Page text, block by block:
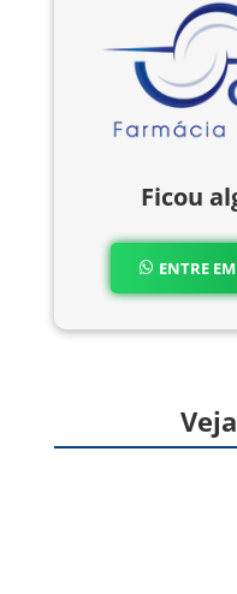
Ficou
ENTRE